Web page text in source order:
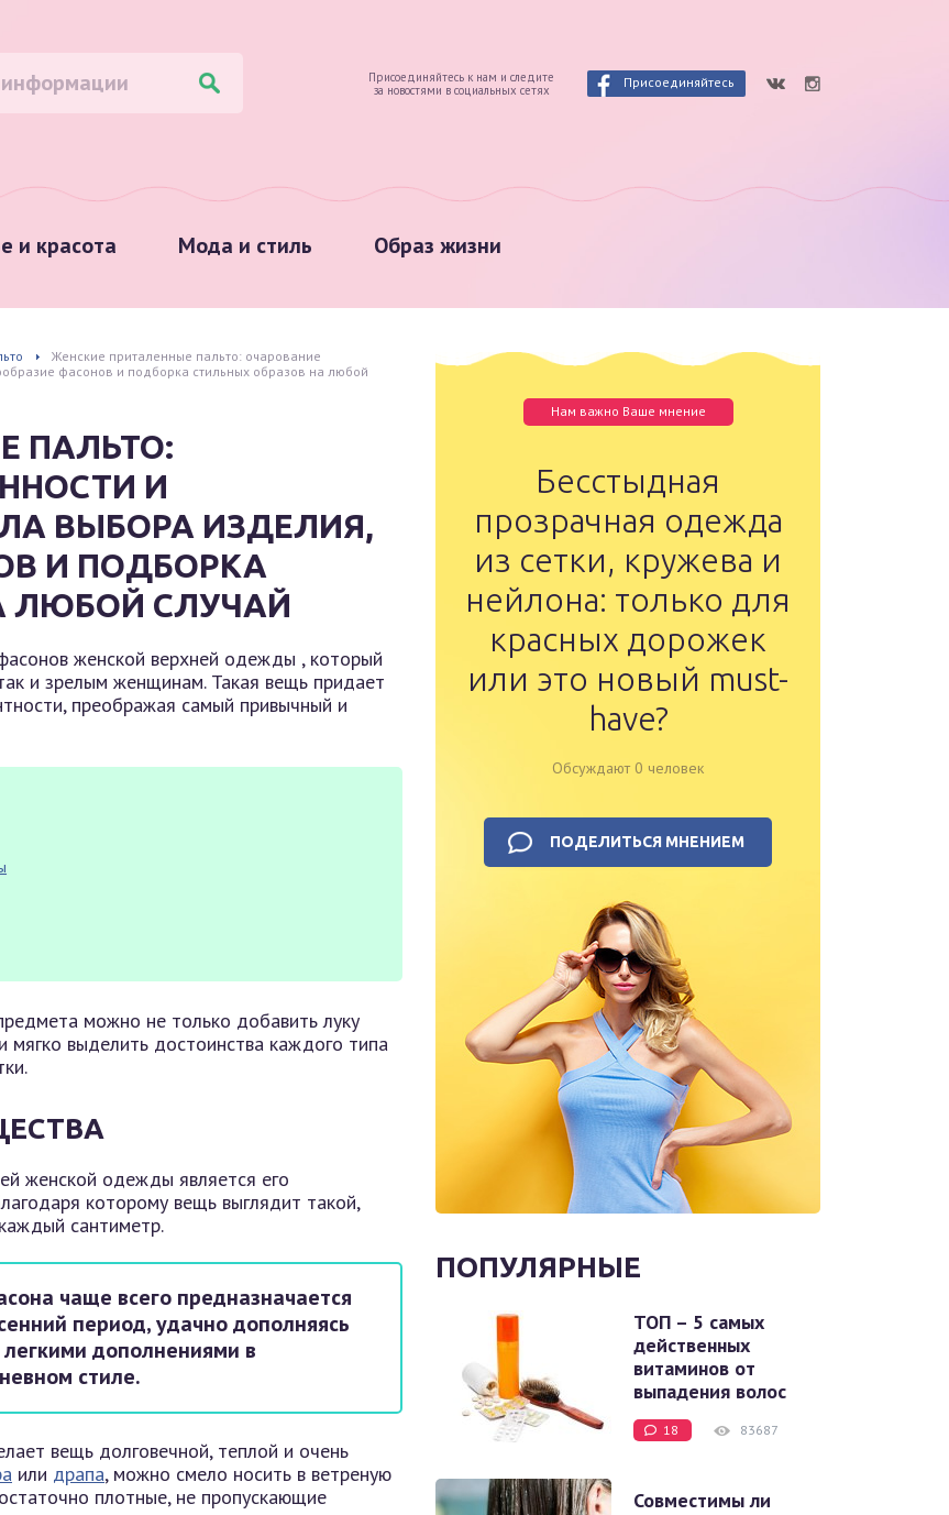
и красота Мода и стиль Образ жизни
Присоединяйтесь к нам и следите
за новостями в социальных сетях
Присоединяйтесь
Женские приталенные пальто: очарование
фасонов и подборка стильных образов на любой
ПАЛЬТО:
И
ВЫБОРА ИЗДЕЛИЯ,
И ПОДБОРКА
ЛЮБОЙ СЛУЧАЙ
женской верхней одежды , который
и зрелым женщинам. Такая вещь придает
преображая самый привычный и
можно не только добавить луку
мягко выделить достоинства каждого типа
женской одежды является его
которому вещь выглядит такой,
сантиметр.
чаще всего предназначается
период, удачно дополняясь
дополнениями в
стиле.
вещь долговечной, теплой и очень
или драпа, можно смело носить в ветреную
плотные, не пропускающие
Нам важно Ваше мнение
Бесстыдная
прозрачная одежда
из сетки, кружева и
нейлона: только для
красных дорожек
или это новый must-
have?
Обсуждают 0 человек
ПОДЕЛИТЬСЯ МНЕНИЕМ
ПОПУЛЯРНЫЕ
ТОП – 5 самых
действенных
витаминов от
выпадения волос
18 83687
Совместимы ли